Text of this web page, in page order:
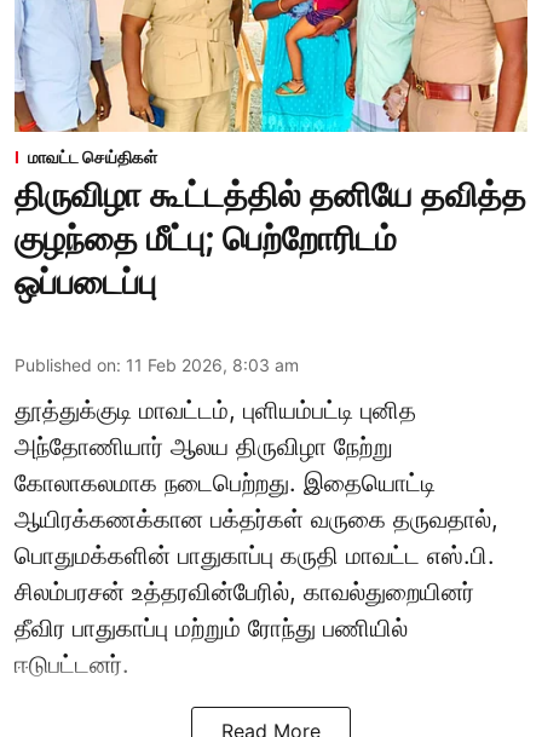
மாவட்ட செய்திகள்
திருவிழா கூட்டத்தில் தனியே தவித்த
குழந்தை மீட்பு; பெற்றோரிடம்
ஒப்படைப்பு
Published on: 11 Feb 2026, 8:03 am
தூத்துக்குடி மாவட்டம், புளியம்பட்டி புனித
அந்தோணியார் ஆலய திருவிழா நேற்று
கோலாகலமாக நடைபெற்றது. இதையொட்டி
ஆயிரக்கணக்கான பக்தர்கள் வருகை தருவதால்,
பொதுமக்களின் பாதுகாப்பு கருதி மாவட்ட எஸ்.பி.
சிலம்பரசன் உத்தரவின்பேரில், காவல்துறையினர்
தீவிர பாதுகாப்பு மற்றும் ரோந்து பணியில்
ஈடுபட்டனர்.
Read More